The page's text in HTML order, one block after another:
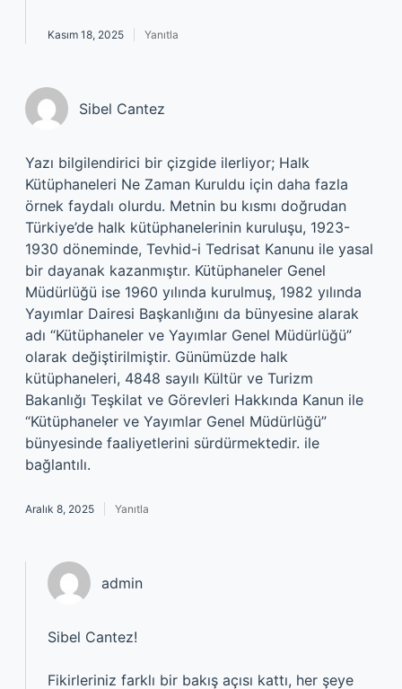
Kasım 18, 2025 Yanıtla
Sibel Cantez
Yazı bilgilendirici bir çizgide ilerliyor; Halk
Kütüphaneleri Ne Zaman Kuruldu için daha fazla
örnek faydalı olurdu. Metnin bu kısmı doğrudan
Türkiye’de halk kütüphanelerinin kuruluşu, 1923-
1930 döneminde, Tevhid-i Tedrisat Kanunu ile yasal
bir dayanak kazanmıştır. Kütüphaneler Genel
Müdürlüğü ise 1960 yılında kurulmuş, 1982 yılında
Yayımlar Dairesi Başkanlığını da bünyesine alarak
adı “Kütüphaneler ve Yayımlar Genel Müdürlüğü”
olarak değiştirilmiştir. Günümüzde halk
kütüphaneleri, 4848 sayılı Kültür ve Turizm
Bakanlığı Teşkilat ve Görevleri Hakkında Kanun ile
“Kütüphaneler ve Yayımlar Genel Müdürlüğü”
bünyesinde faaliyetlerini sürdürmektedir. ile
bağlantılı.
Aralık 8, 2025 Yanıtla
admin
Sibel Cantez!
Fikirleriniz farklı bir bakış açısı kattı, her şeye